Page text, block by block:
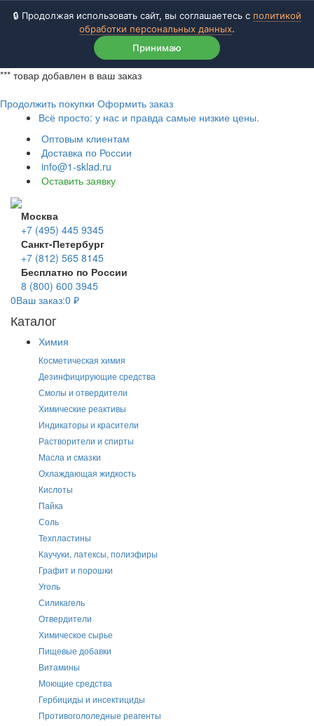
🔒 Продолжая использовать сайт, вы соглашаетесь с политикой
обработки персональных данных.
Принимаю
*** товар добавлен в ваш заказ
Продолжить покупки Оформить заказ
Всё просто: у нас и правда самые низкие цены.
Оптовым клиентам
Доставка по России
info@1-sklad.ru
Оставить заявку
Москва
+7 (495) 445 9345
Санкт-Петербург
+7 (812) 565 8145
Бесплатно по России
8 (800) 600 3945
0Ваш заказ:0 ₽
Каталог
Химия
Косметическая химия
Дезинфицирующие средства
Смолы и отвердители
Химические реактивы
Индикаторы и красители
Растворители и спирты
Масла и смазки
Охлаждающая жидкость
Кислоты
Пайка
Соль
Техпластины
Каучуки, латексы, полиэфиры
Графит и порошки
Уголь
Силикагель
Отвердители
Химическое сырье
Пищевые добавки
Витамины
Моющие средства
Гербициды и инсектициды
Противогололедные реагенты